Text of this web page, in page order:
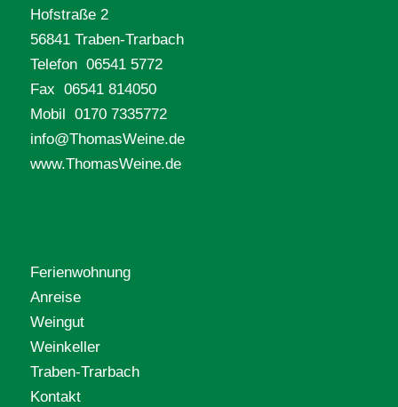
Hofstraße 2
56841 Traben-Trarbach
Telefon 06541 5772
Fax 06541 814050
Mobil 0170 7335772
info@ThomasWeine.de
www.ThomasWeine.de
Ferienwohnung
Anreise
Weingut
Weinkeller
Traben-Trarbach
Kontakt